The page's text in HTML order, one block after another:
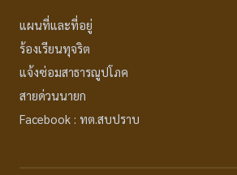
แผนที่และที่อยู่
ร้องเรียนทุจริต
แจ้งซ่อมสาธารณูปโภค
สายด่วนนายก
Facebook : ทต.สบปราบ